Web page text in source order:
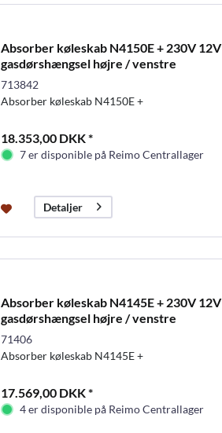
Absorber køleskab N4150E + 230V 12V
gasdørshængsel højre / venstre
713842
Absorber køleskab N4150E +
18.353,00 DKK *
7 er disponible på Reimo Centrallager
Detaljer
Absorber køleskab N4145E + 230V 12V
gasdørshængsel højre / venstre
71406
Absorber køleskab N4145E +
17.569,00 DKK *
4 er disponible på Reimo Centrallager